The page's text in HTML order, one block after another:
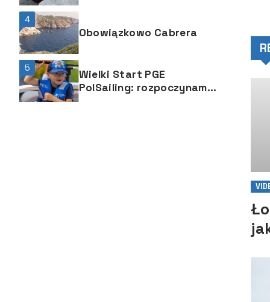
4
Obowiązkowo Cabrera
5
Wielki Start PGE
PolSailing: rozpoczynamy
13. rok upowszechniania